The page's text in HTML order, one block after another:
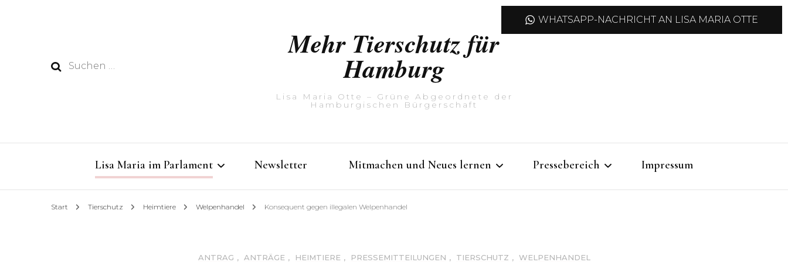
Suchen
Mehr Tierschutz für
Hamburg
Lisa Maria Otte – Grüne Abgeordnete der
Hamburgischen Bürgerschaft
Lisa Maria im Parlament Newsletter Mitmachen und Neues lernen Pressebereich Impressum
Start Tierschutz Heimtiere Welpenhandel Konsequent gegen illegalen Welpenhandel
ANTRAG , ANTRÄGE , HEIMTIERE , PRESSEMITTEILUNGEN , TIERSCHUTZ , WELPENHANDEL
WHATSAPP-NACHRICHT AN LISA MARIA OTTE